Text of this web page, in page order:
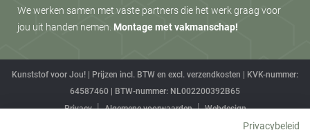
We werken samen met vaste partners die het werk graag voor
jou uit handen nemen. Montage met vakmanschap!
Kunststof voor Jou! | Prijzen incl. BTW en excl. verzendkosten | KVK-nummer:
64587460 | BTW-nummer: NL002200392B65
Privacy
Algemene voorwaarden Webdesign
Privacybeleid